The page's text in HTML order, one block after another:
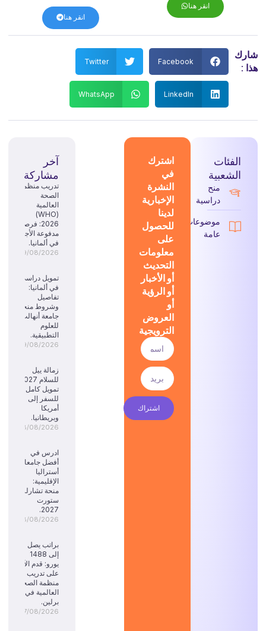
انقر هنا
انقر هنا
شارك
هذا :
Facebook
Twitter
LinkedIn
WhatsApp
الفئات
الشعبية
منح
دراسية
موضوعات
عامة
اشترك
في
النشرة
الإخبارية
لدينا
للحصول
على
معلومات
التحديث
أو الأخبار
أو الرؤية
أو
العروض
الترويجية
اشتراك
آخر
مشاركة
تدريب منظمة
الصحة
العالمية
(WHO)
2026: فرصة
مدفوعة الأجر
في ألمانيا.
09/08/2026
تمويل دراسي
في ألمانيا:
تفاصيل
وشروط منحة
جامعة أنهالت
للعلوم
التطبيقية.
09/08/2026
زمالة ييل
تمويل كامل
للسفر إلى
أمريكا
وبريطانيا.
08/08/2026
ادرس في
أفضل جامعات
أستراليا
الإقليمية:
منحة تشارلز
ستورت
2027.
08/08/2026
براتب يصل
إلى 1488
يورو: قدم الآن
على تدريب
منظمة الصحة
العالمية في
برلين.
07/08/2026